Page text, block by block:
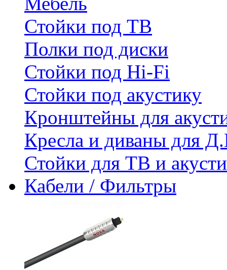
Стойки под ТВ
Полки под диски
Стойки под Hi-Fi
Стойки под акустику
Кронштейны для
Кресла и диваны для
Стойки для ТВ и
Кабели / Фильтры